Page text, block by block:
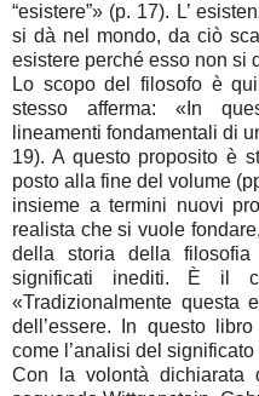
“esistere”» (p. 17). L’
si dà nel mondo, da ciò
esistere perché esso non si
Lo scopo del filosofo è
stesso afferma: «In
lineamenti fondamentali di
19). A questo proposito è
posto alla fine del volume
insieme a termini nuovi
realista che si vuole
della storia della
significati inediti. È il
«Tradizionalmente questa
dell’essere. In questo
come l’analisi del significato
Con la volontà dichiarata